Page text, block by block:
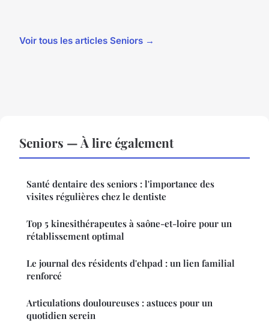
Voir tous les articles Seniors →
Seniors — À lire également
Santé dentaire des seniors : l'importance des
visites régulières chez le dentiste
Top 5 kinesithérapeutes à saône-et-loire pour un
rétablissement optimal
Le journal des résidents d'ehpad : un lien familial
renforcé
Articulations douloureuses : astuces pour un
quotidien serein